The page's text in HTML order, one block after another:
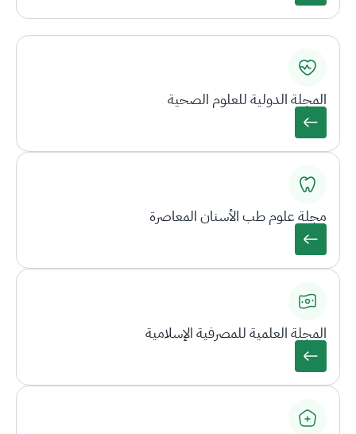
المجلة الدولية للعلوم الصحية
مجلة علوم طب الأسنان المعاصرة
المجلة العلمية للمصرفية الإسلامية